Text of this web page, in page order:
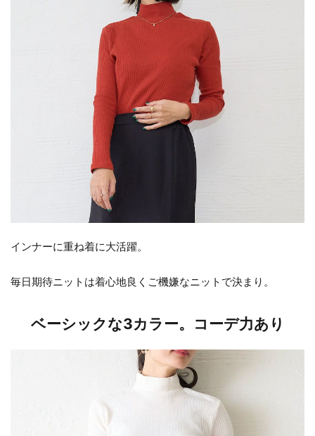
インナーに重ね着に大活躍。
毎日期待ニットは着心地良くご機嫌なニットで決まり。
ベーシックな3カラー。コーデ力あり